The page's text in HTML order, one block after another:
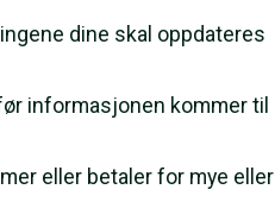
dine skal oppdateres
informasjonen kommer til
eller betaler for mye eller